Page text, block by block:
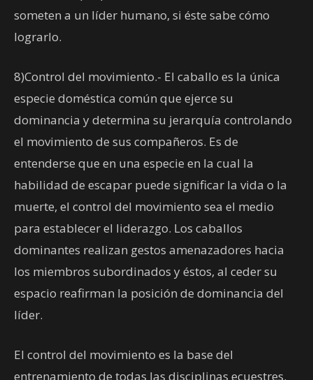
someten a un líder humano, si éste sabe cómo
lograrlo.
8)Control del movimiento.- El caballo es la única
especie doméstica común que ejerce su
dominancia y determina su jerarquía controlando
el movimiento de sus compañeros. Es de
entenderse que en una especie en la cual la
habilidad de escapar puede significar la vida o la
muerte, el control del movimiento sea el medio
para establecer el liderazgo. Los caballos
dominantes realizan gestos amenazadores hacia
los miembros subordinados y éstos, al ceder su
espacio reafirman la posición de dominancia del
líder.
El control del movimiento es la base del
entrenamiento de todas las disciplinas ecuestres.